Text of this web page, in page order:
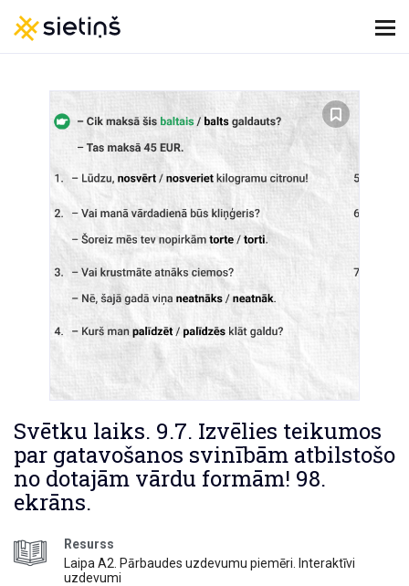
Svētku laiks. 9.7. Izvēlies teikumos
par gatavošanos svinībām atbilstošo
no dotajām vārdu formām! 98.
ekrāns.
Resurss
Laipa A2. Pārbaudes uzdevumu piemēri. Interaktīvi
uzdevumi